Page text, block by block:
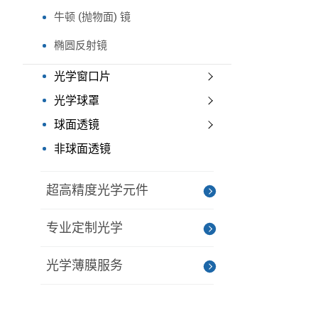
牛顿 (抛物面) 镜
椭圆反射镜
光学窗口片
光学球罩
球面透镜
非球面透镜
超高精度光学元件
专业定制光学
光学薄膜服务